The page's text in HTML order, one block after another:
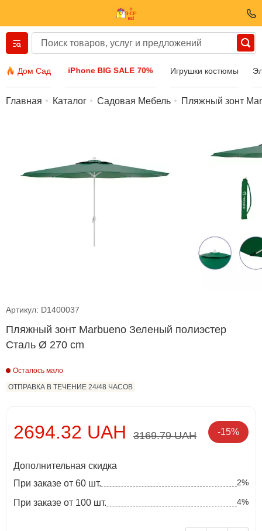
Дом Сад iPhone BIG SALE 70% Игрушки костюмы
Вернуться назад
Главная Каталог Садовая Мебель Пляжный зонт
Артикул: D1400037
Пляжный зонт Marbueno Зеленый полиэстер
Сталь Ø 270 cm
Осталось мало
ОТПРАВКА В ТЕЧЕНИЕ 24/48 ЧАСОВ
2694.32 UAH 3169.79 UAH -15%
Дополнительная скидка
При заказе от 60 шт.
2%
При заказе от 100 шт. 4%